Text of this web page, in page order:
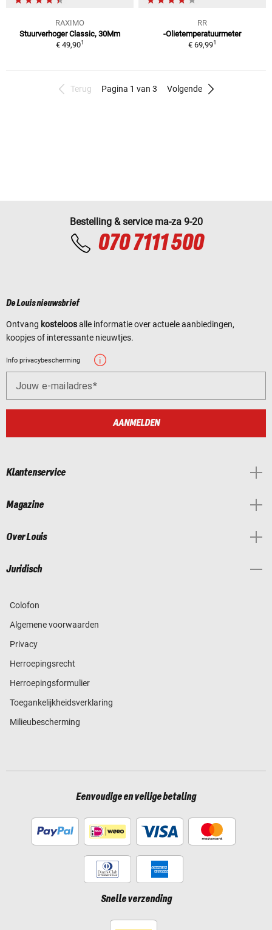
RAXIMO
Stuurverhoger Classic, 30Mm
€ 49,901
RR
-Olietemperatuurmeter
€ 69,991
Terug Pagina 1 van 3 Volgende
Bestelling & service ma-za 9-20
070 7111 500
De Louis nieuwsbrief
Ontvang kosteloosalle informatie over actuele aanbiedingen,
koopjes of interessante nieuwtjes.
Info privacybescherming
Jouw e-mailadres
AANMELDEN
Klantenservice
Magazine
Over Louis
Juridisch
Colofon
Algemene voorwaarden
Privacy
Herroepingsrecht
Herroepingsformulier
Toegankelijkheidsverklaring
Milieubescherming
Eenvoudige en veilige betaling
Snelle verzending